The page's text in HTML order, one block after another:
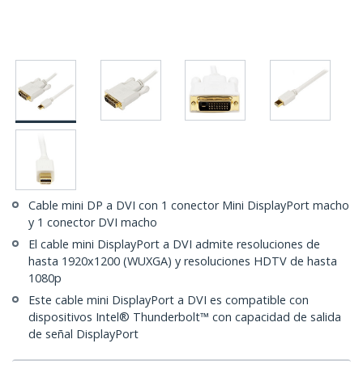
Cable mini DP a DVI con 1 conector Mini DisplayPort macho
y 1 conector DVI macho
El cable mini DisplayPort a DVI admite resoluciones de
hasta 1920x1200 (WUXGA) y resoluciones HDTV de hasta
1080p
Este cable mini DisplayPort a DVI es compatible con
dispositivos Intel® Thunderbolt™ con capacidad de salida
de señal DisplayPort